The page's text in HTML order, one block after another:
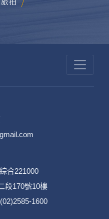
了」
的行程、付出的每一筆團
地、實境拍攝。有著作